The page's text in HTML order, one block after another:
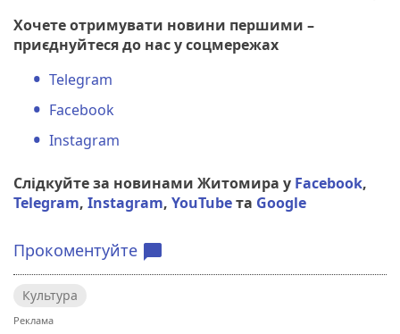
Хочете отримувати новини першими –
приєднуйтеся до нас у соцмережах
Telegram
Facebook
Instagram
Слідкуйте за новинами Житомира у Facebook,
Telegram, Instagram, YouTubeта Google
Прокоментуйте chat_bubble
Культура